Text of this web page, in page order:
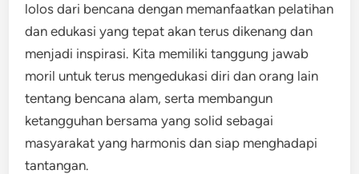
lolos dari bencana dengan memanfaatkan pelatihan
dan edukasi yang tepat akan terus dikenang dan
menjadi inspirasi. Kita memiliki tanggung jawab
moril untuk terus mengedukasi diri dan orang lain
tentang bencana alam, serta membangun
ketangguhan bersama yang solid sebagai
masyarakat yang harmonis dan siap menghadapi
tantangan.